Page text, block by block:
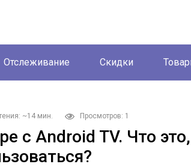
Отслеживание Скидки
~14 мин. Просмотров: 1
с Android TV. Что это,